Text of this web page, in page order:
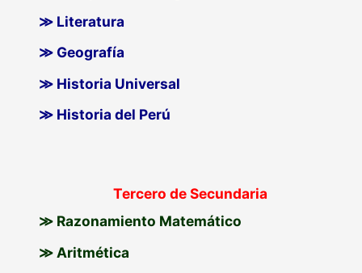
≫ Literatura
≫ Geografía
≫ Historia Universal
≫ Historia del Perú
Tercero de Secundaria
≫ Razonamiento Matemático
≫ Aritmética